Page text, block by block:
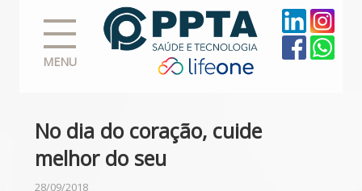
MENU
No dia do coração, cuide
melhor do seu
28/09/2018